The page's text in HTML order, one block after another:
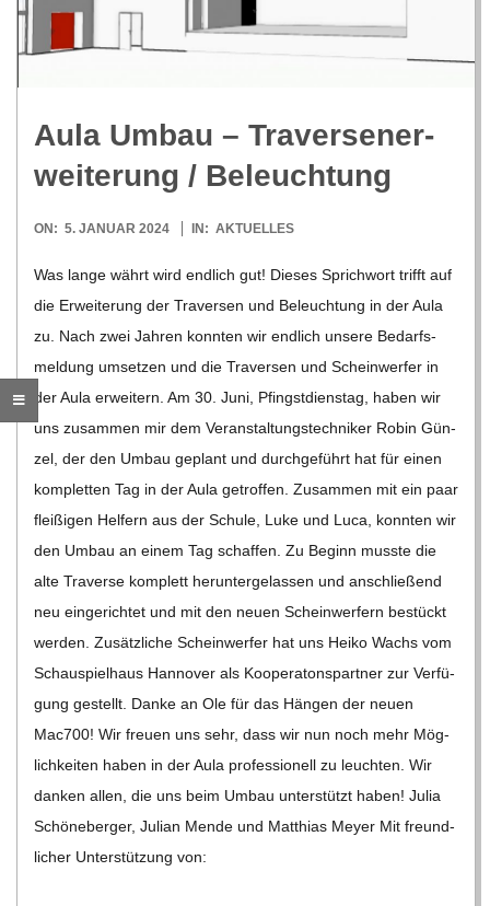
R
E
-
G
O
L
D
S
C
H
M
D
T
Aula Umbau – Tra­ver­sen­er­
wei­te­rung /​ Beleuch­tung
2024-
ON: 5. JANUAR 2024 IN: AKTUELLES
Was lange währt wird end­lich gut! Die­ses Sprich­wort trifft auf
die Erwei­te­rung der Tra­ver­sen und Beleuch­tung in der Aula
zu. Nach zwei Jah­ren konn­ten wir end­lich unsere Bedarfs­
mel­dung umset­zen und die Tra­ver­sen und Schein­wer­fer in
der Aula erwei­tern. Am 30. Juni, Pfingst­diens­tag, haben wir
uns zusam­men mir dem Ver­an­stal­tungs­tech­ni­ker Robin Gün­
zel, der den Umbau geplant und durch­ge­führt hat für einen
kom­plet­ten Tag in der Aula getrof­fen. Zusam­men mit ein paar
flei­ßi­gen Hel­fern aus der Schule, Luke und Luca, konn­ten wir
den Umbau an einem Tag schaf­fen. Zu Beginn musste die
alte Tra­verse kom­plett her­un­ter­ge­las­sen und anschlie­ßend
neu ein­ge­rich­tet und mit den neuen Schein­wer­fern bestückt
wer­den. Zusätz­li­che Schein­wer­fer hat uns Heiko Wachs vom
Schau­spiel­haus Han­no­ver als Koope­ra­tons­part­ner zur Ver­fü­
gung gestellt. Danke an Ole für das Hän­gen der neuen
Mac700! Wir freuen uns sehr, dass wir nun noch mehr Mög­
lich­kei­ten haben in der Aula pro­fes­sio­nell zu leuch­ten. Wir
dan­ken allen, die uns beim Umbau unter­stützt haben! Julia
Schö­ne­ber­ger, Julian Mende und Mat­thias Meyer Mit freund­
li­cher Unter­stüt­zung von: